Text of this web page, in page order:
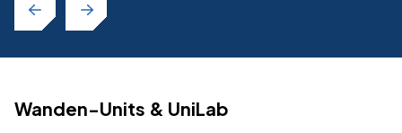
Wanden-Units & UniLab